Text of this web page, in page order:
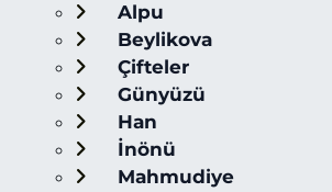
Alpu
Beylikova
Çifteler
Günyüzü
Han
İnönü
Mahmudiye